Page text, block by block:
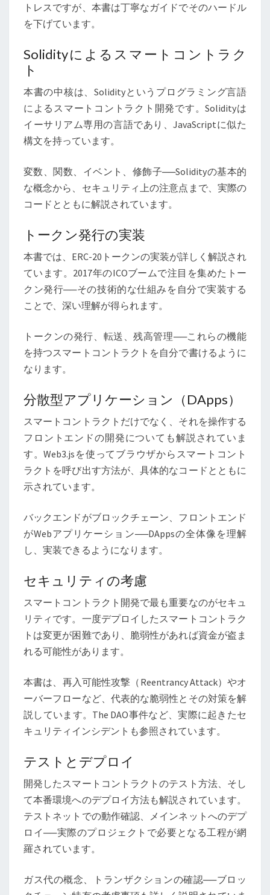
トレスですが、本書は丁寧なガイドでそのハードル
を下げています。
Solidityによるスマートコントラク
ト
本書の中核は、Solidityというプログラミング言語
によるスマートコントラクト開発です。Solidityは
イーサリアム専用の言語であり、JavaScriptに似た
構文を持っています。
変数、関数、イベント、修飾子──Solidityの基本的
な概念から、セキュリティ上の注意点まで、実際の
コードとともに解説されています。
トークン発行の実装
本書では、ERC-20トークンの実装が詳しく解説され
ています。2017年のICOブームで注目を集めたトー
クン発行──その技術的な仕組みを自分で実装する
ことで、深い理解が得られます。
トークンの発行、転送、残高管理──これらの機能
を持つスマートコントラクトを自分で書けるように
なります。
分散型アプリケーション（DApps）
スマートコントラクトだけでなく、それを操作する
フロントエンドの開発についても解説されていま
す。Web3.jsを使ってブラウザからスマートコント
ラクトを呼び出す方法が、具体的なコードとともに
示されています。
バックエンドがブロックチェーン、フロントエンド
がWebアプリケーション──DAppsの全体像を理解
し、実装できるようになります。
セキュリティの考慮
スマートコントラクト開発で最も重要なのがセキュ
リティです。一度デプロイしたスマートコントラク
トは変更が困難であり、脆弱性があれば資金が盗ま
れる可能性があります。
本書は、再入可能性攻撃（Reentrancy Attack）やオ
ーバーフローなど、代表的な脆弱性とその対策を解
説しています。The DAO事件など、実際に起きたセ
キュリティインシデントも参照されています。
テストとデプロイ
開発したスマートコントラクトのテスト方法、そし
て本番環境へのデプロイ方法も解説されています。
テストネットでの動作確認、メインネットへのデプ
ロイ──実際のプロジェクトで必要となる工程が網
羅されています。
ガス代の概念、トランザクションの確認──ブロッ